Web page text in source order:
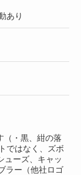
あり
（・黒、紺の落
ではなく、ズボ
ューズ、キャッ
ラー（他社ロゴ